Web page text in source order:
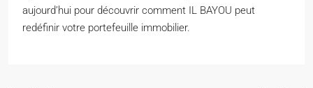
aujourd’hui pour découvrir comment IL BAYOU peut
redéfinir votre portefeuille immobilier.